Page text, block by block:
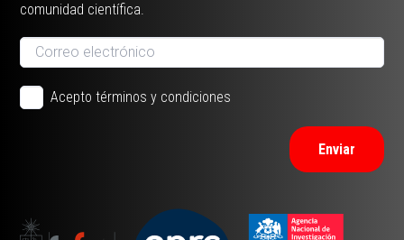
comunidad científica.
Acepto términos y condiciones
Enviar